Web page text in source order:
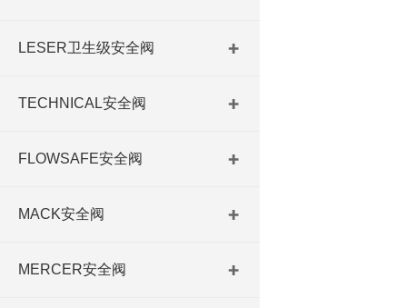
LESER卫生级安全阀
TECHNICAL安全阀
FLOWSAFE安全阀
MACK安全阀
MERCER安全阀